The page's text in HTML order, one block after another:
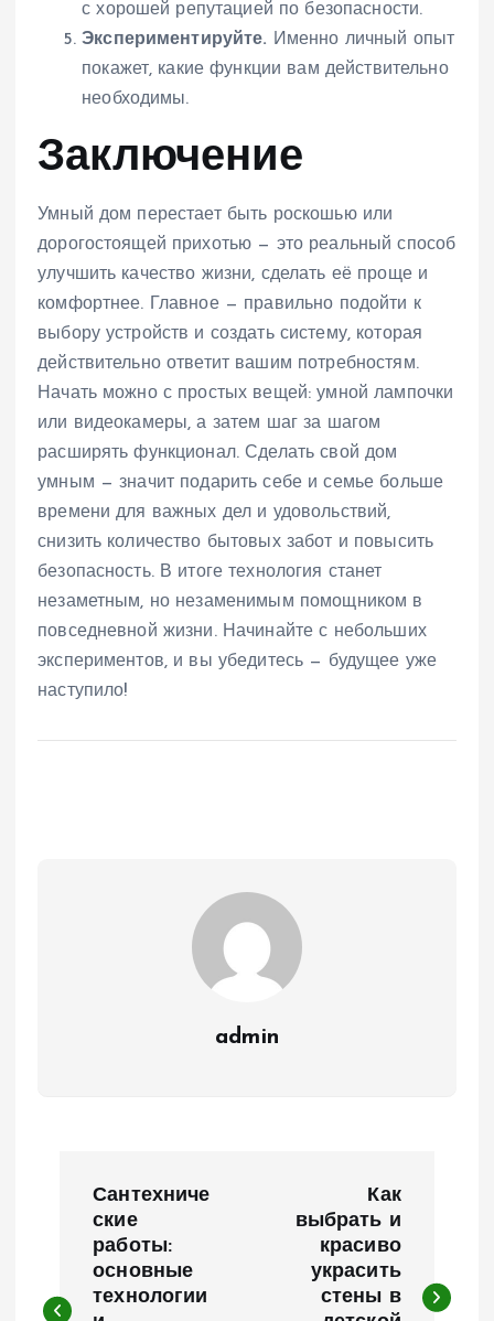
с хорошей репутацией по безопасности.
Экспериментируйте. Именно личный опыт
покажет, какие функции вам действительно
необходимы.
Заключение
Умный дом перестает быть роскошью или
дорогостоящей прихотью — это реальный способ
улучшить качество жизни, сделать её проще и
комфортнее. Главное — правильно подойти к
выбору устройств и создать систему, которая
действительно ответит вашим потребностям.
Начать можно с простых вещей: умной лампочки
или видеокамеры, а затем шаг за шагом
расширять функционал. Сделать свой дом
умным — значит подарить себе и семье больше
времени для важных дел и удовольствий,
снизить количество бытовых забот и повысить
безопасность. В итоге технология станет
незаметным, но незаменимым помощником в
повседневной жизни. Начинайте с небольших
экспериментов, и вы убедитесь — будущее уже
наступило!
admin
в
Сантехниче
ские
работы:
основные
технологии
Как
выбрать и
красиво
украсить
стены в